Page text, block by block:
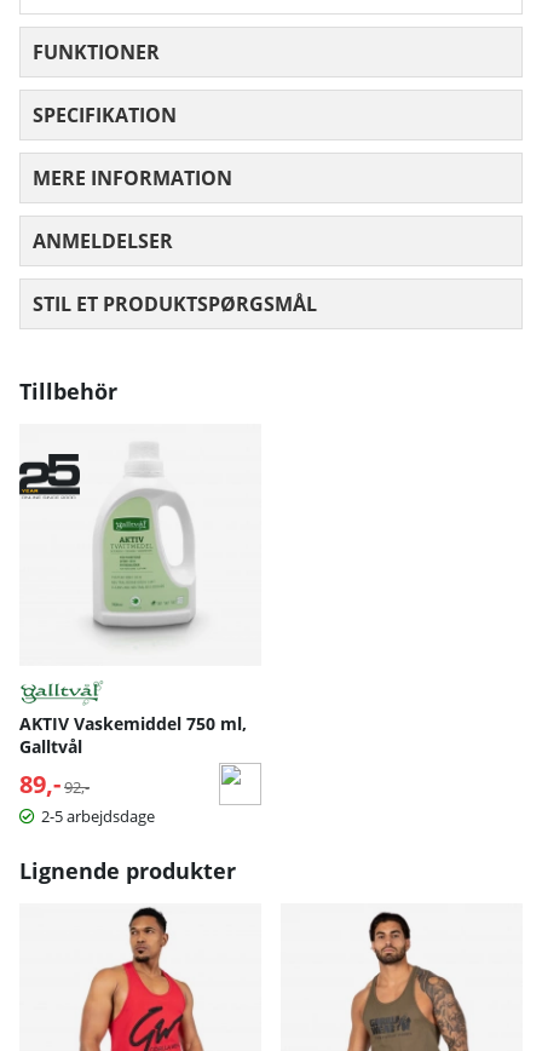
FUNKTIONER
SPECIFIKATION
MERE INFORMATION
ANMELDELSER
STIL ET PRODUKTSPØRGSMÅL
Tillbehör
AKTIV Vaskemiddel 750 ml,
Galltvål
89,- Normalpris:
92,-
2-5 arbejdsdage
Lignende produkter